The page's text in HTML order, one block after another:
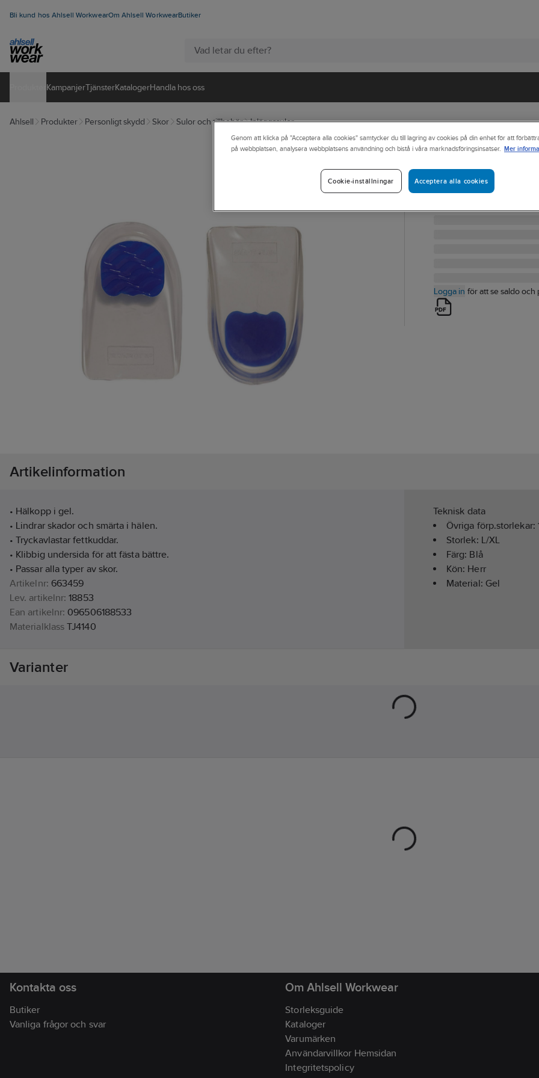
Bli kund hos Ahlsell WorkwearOm Ahlsell WorkwearButiker
KampanjerTjänsterKatalogerHandla hos oss
Ahlsell Produkter Personligt skydd Skor Sulor och tillbehör Inläggssulor
ADAPT
Hälkopp Adapt
HÄLKOPP GEL ADAPT
Logga in för att se saldo och
Artikelinformation
• Hälkopp i gel.
• Lindrar skador och smärta i hälen.
• Tryckavlastar fettkuddar.
• Klibbig undersida för att fästa bättre.
• Passar alla typer av skor.
Artikelnr: 663459
Lev. artikelnr: 18853
Ean artikelnr: 096506188533
Materialklass TJ4140
Teknisk data
Övriga förp.storlekar:
Storlek: L/XL
Färg: Blå
Kön: Herr
Material: Gel
Varianter
Kontakta oss
Butiker
Vanliga frågor och svar
Om Ahlsell Workwear
Storleksguide
Kataloger
Varumärken
Användarvillkor Hemsidan
Integritetspolicy
Genom att klicka på "Acceptera alla cookies" samtycker du till lagring av cookies på din enhet för att
på webbplatsen, analysera webbplatsens användning och bistå i våra marknadsföringsinsatser. Mer
Acceptera alla cookies
Cookie-inställningar